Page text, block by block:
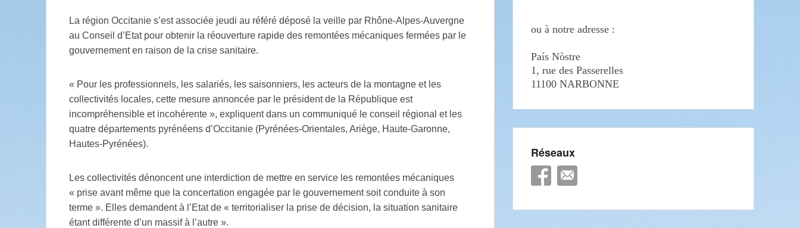
La région Occitanie s’est associée jeudi au référé déposé la veille par Rhône-Alpes-Auvergne
au Conseil d’Etat pour obtenir la réouverture rapide des remontées mécaniques fermées par le
gouvernement en raison de la crise sanitaire.
« Pour les professionnels, les salariés, les saisonniers, les acteurs de la montagne et les
collectivités locales, cette mesure annoncée par le président de la République est
incompréhensible et incohérente », expliquent dans un communiqué le conseil régional et les
quatre départements pyrénéens d’Occitanie (Pyrénées-Orientales, Ariège, Haute-Garonne,
Hautes-Pyrénées).
Les collectivités dénoncent une interdiction de mettre en service les remontées mécaniques
« prise avant même que la concertation engagée par le gouvernement soit conduite à son
terme ». Elles demandent à l’Etat de « territorialiser la prise de décision, la situation sanitaire
étant différente d’un massif à l’autre ».
ou à notre adresse :
País Nòstre
1, rue des Passerelles
11100 NARBONNE
Réseaux